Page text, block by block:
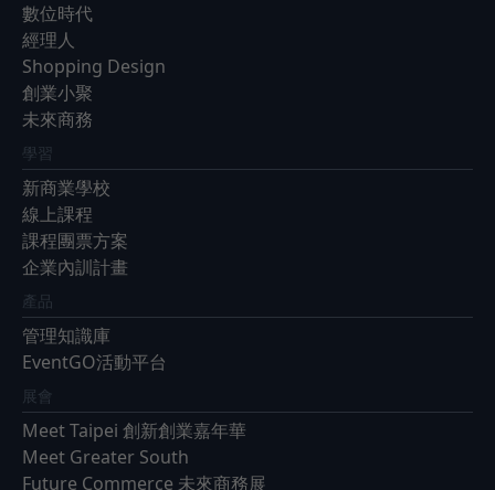
數位時代
經理人
Shopping Design
創業小聚
未來商務
學習
新商業學校
線上課程
課程團票方案
企業內訓計畫
產品
管理知識庫
EventGO活動平台
展會
Meet Taipei 創新創業嘉年華
Meet Greater South
Future Commerce 未來商務展